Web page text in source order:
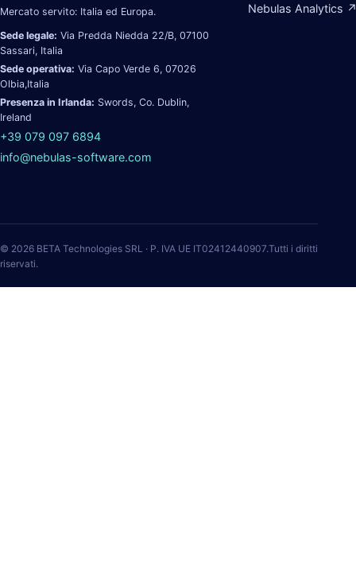
Mercato servito: Italia ed Europa.
Sede legale: Via Predda Niedda 22/B, 07100
Sassari, Italia
Sede operativa: Via Capo Verde 6, 07026
Olbia,Italia
Presenza in Irlanda: Swords, Co. Dublin,
Ireland
+39 079 097 6894
info@nebulas-software.com
Nebulas Analytics
© 2026 BETA Technologies SRL · P. IVA UE IT02412440907.Tutti i diritti
riservati.